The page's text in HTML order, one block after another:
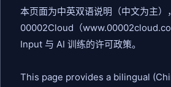
本页面为中英双语说明（中文为主）
00002Cloud（
Input 与 AI 训练的许可政策。
This page provides a bilingual